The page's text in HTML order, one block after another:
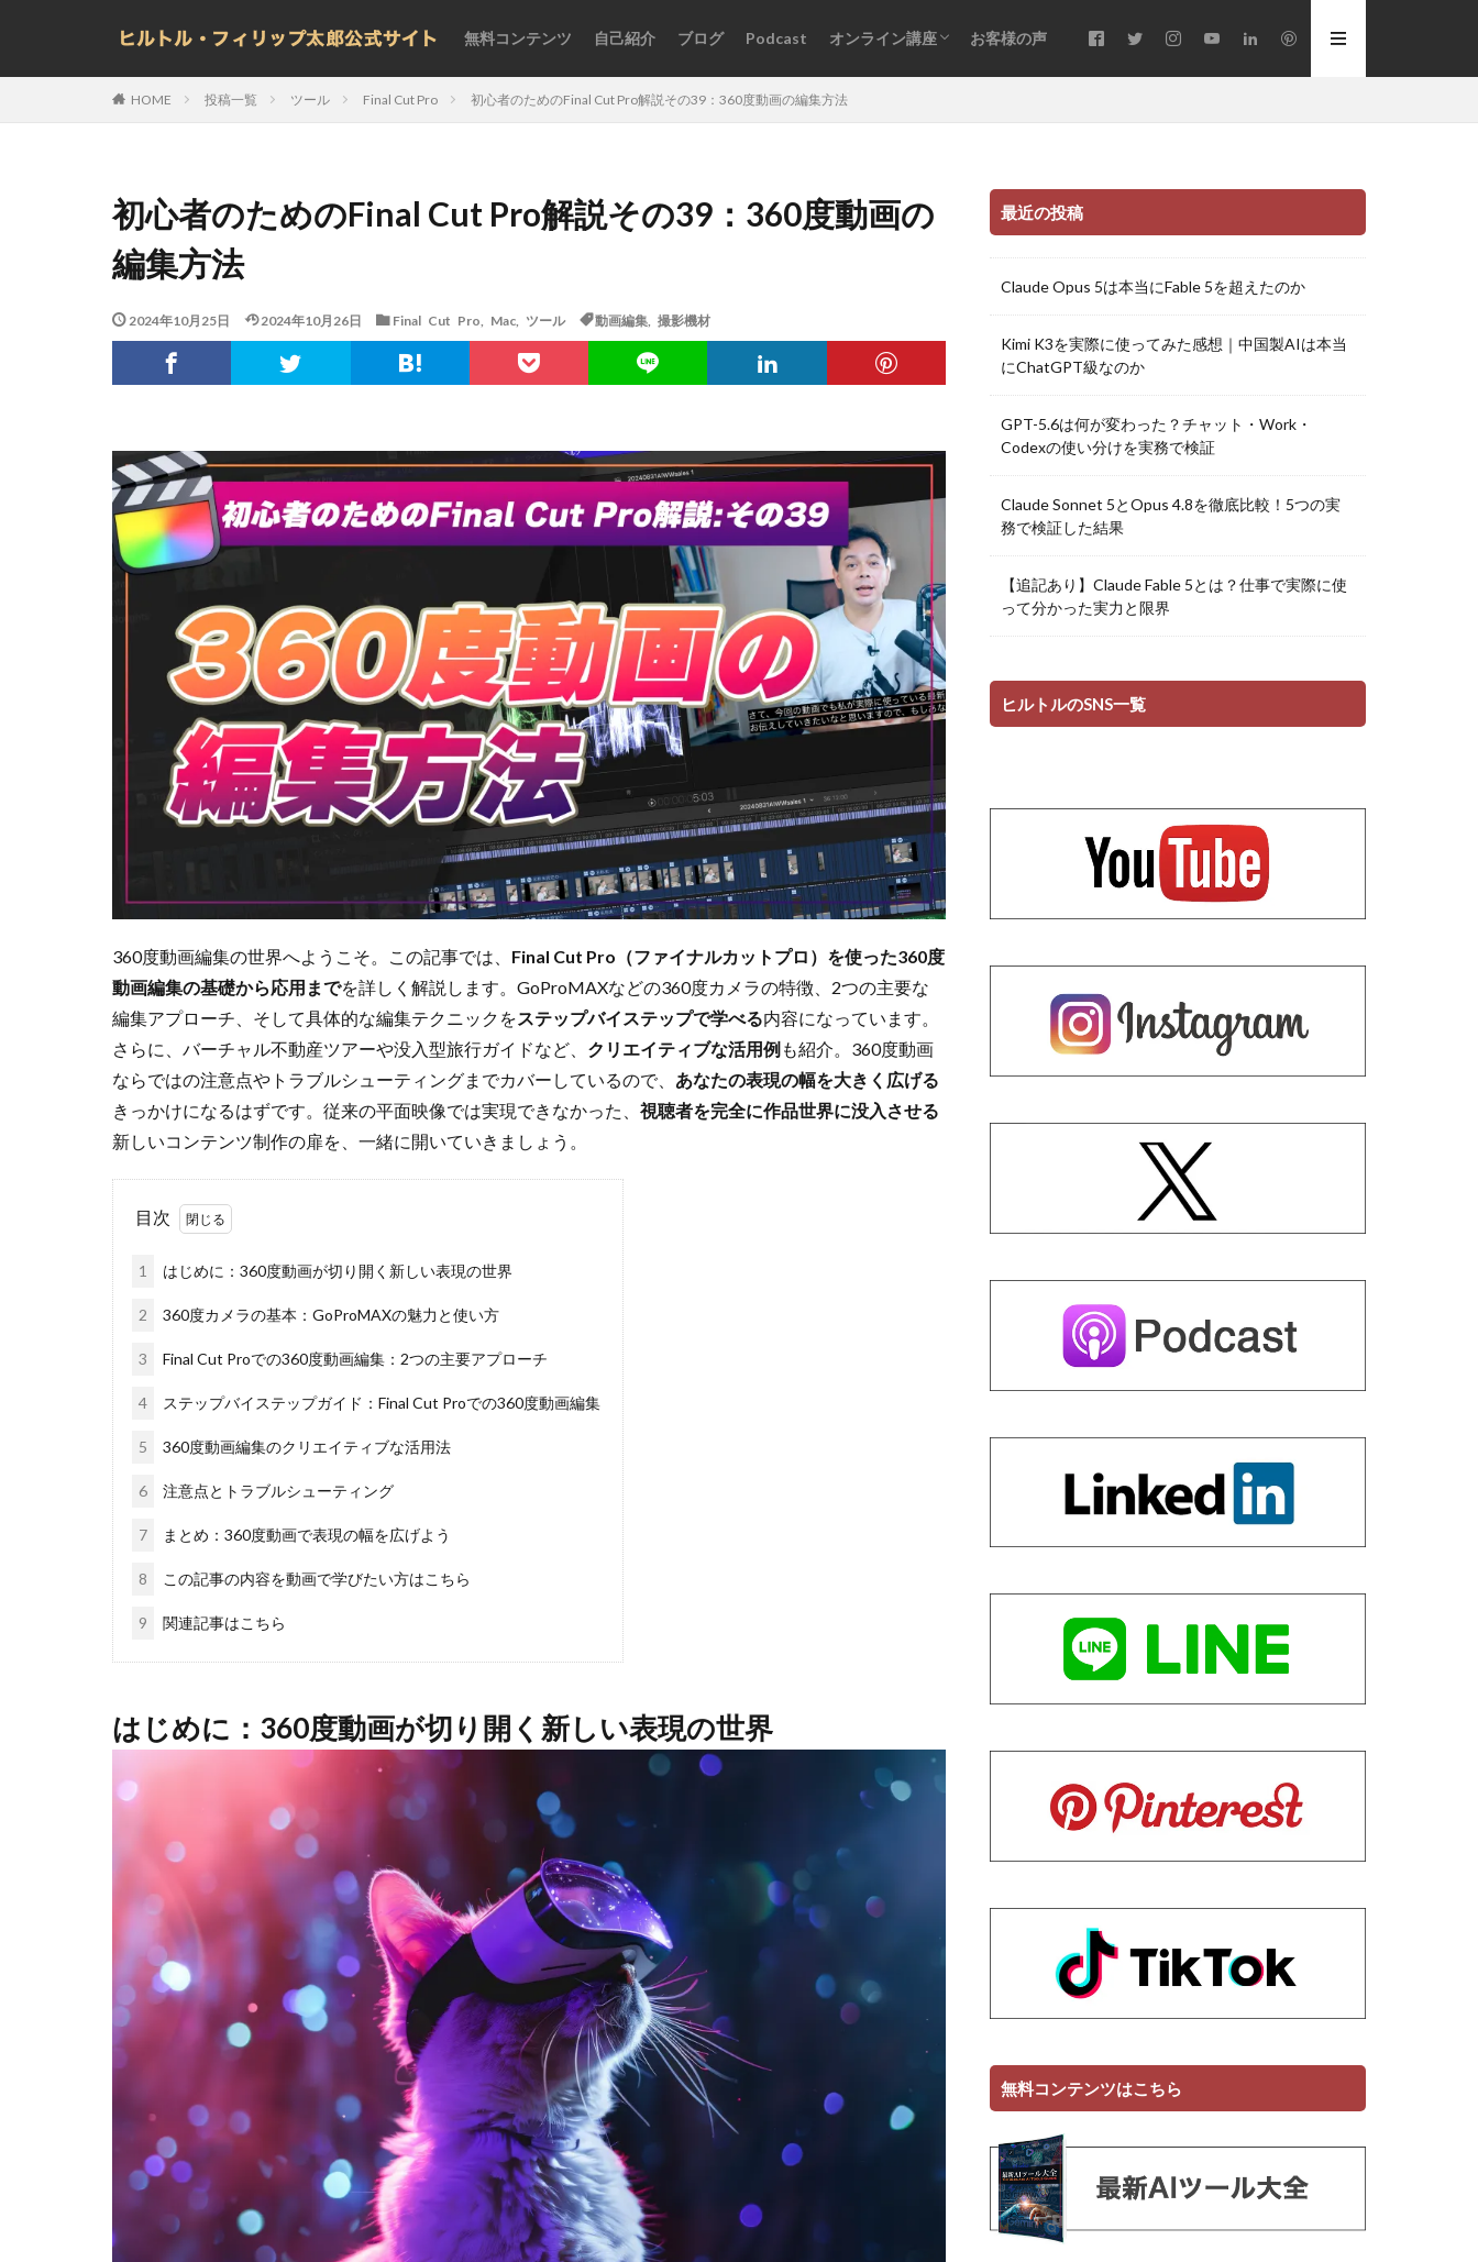
無料コンテンツ 自己紹介 ブログ Podcast オンライン講座 お客様の声
HOME 投稿一覧 ツール Final Cut Pro 初心者のためのFinal Cut Pro解説その39：360度動画の編集方法
初心者のためのFinal Cut Pro解説その39：360度動画の
編集方法
2024年10月25日 2024年10月26日 Final Cut Pro Mac, ツール 動画編集 撮影機材
360度動画編集の世界へようこそ。この記事では、 Final Cut Pro（ファイナルカットプロ）を使った360度
動画編集の基礎から応用までを詳しく解説します。GoProMAXなどの360度カメラの特徴、2つの主要な
編集アプローチ、そして具体的な編集テクニックをステップバイステップで学べる内容になっています。
さらに、バーチャル不動産ツアーや没入型旅行ガイドなど、 クリエイティブな活用例 も紹介。360度動画
ならではの注意点やトラブルシューティングまでカバーしているので、 あなたの表現の幅を大きく広げる
きっかけになるはずです。従来の平面映像では実現できなかった、 視聴者を完全に作品世界に没入させる
新しいコンテンツ制作の扉を、一緒に開いていきましょう。
目次
1 はじめに：360度動画が切り開く新しい表現の世界
2 360度カメラの基本：GoProMAXの魅力と使い方
3 Final Cut Proでの360度動画編集：2つの主要アプローチ
4 ステップバイステップガイド：Final Cut Proでの360度動画編集
5 360度動画編集のクリエイティブな活用法
6 注意点とトラブルシューティング
7 まとめ：360度動画で表現の幅を広げよう
8 この記事の内容を動画で学びたい方はこちら
9 関連記事はこちら
はじめに：360度動画が切り開く新しい表現の世界
最近の投稿
Claude Opus 5は本当にFable 5を超えたのか
Kimi K3を実際に使ってみた感想｜中国製AIは本当
にChatGPT級なのか
GPT-5.6は何が変わった？チャット・Work・
Codexの使い分けを実務で検証
Claude Sonnet 5とOpus 4.8を徹底比較！5つの実
務で検証した結果
【追記あり】Claude Fable 5とは？仕事で実際に使
って分かった実力と限界
ヒルトルのSNS一覧
無料コンテンツはこちら